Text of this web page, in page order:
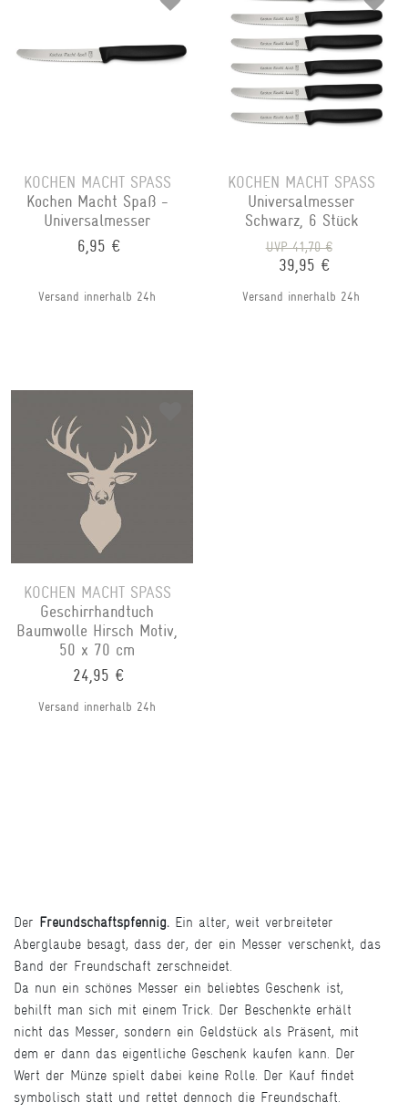
KOCHEN MACHT SPASS
Kochen Macht Spaß -
Universalmesser
6,95 €
Versand innerhalb 24h
KOCHEN MACHT SPASS
Universalmesser
Schwarz, 6 Stück
UVP 41,70 €
39,95 €
Versand innerhalb 24h
KOCHEN MACHT SPASS
Geschirrhandtuch
Baumwolle Hirsch Motiv,
50 x 70 cm
24,95 €
Versand innerhalb 24h
Der Freundschaftspfennig. Ein alter, weit verbreiteter
Aberglaube besagt, dass der, der ein Messer verschenkt, das
Band der Freundschaft zerschneidet.
Da nun ein schönes Messer ein beliebtes Geschenk ist,
behilft man sich mit einem Trick. Der Beschenkte erhält
nicht das Messer, sondern ein Geldstück als Präsent, mit
dem er dann das eigentliche Geschenk kaufen kann. Der
Wert der Münze spielt dabei keine Rolle. Der Kauf findet
symbolisch statt und rettet dennoch die Freundschaft.